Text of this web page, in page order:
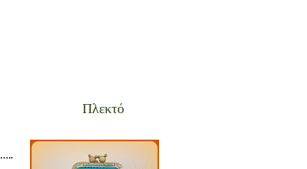
Πλεκτό